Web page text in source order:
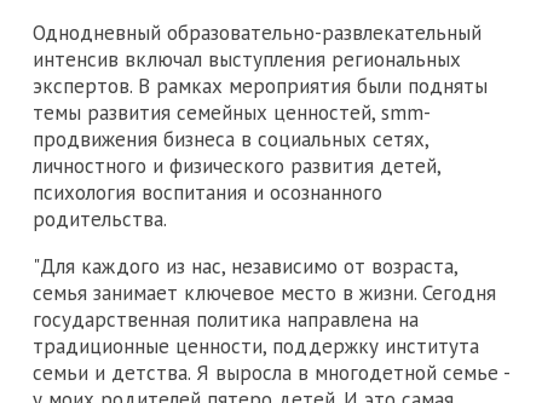
Однодневный образовательно-развлекательный
интенсив включал выступления региональных
экспертов. В рамках мероприятия были подняты
темы развития семейных ценностей, smm-
продвижения бизнеса в социальных сетях,
личностного и физического развития детей,
психология воспитания и осознанного
родительства.
"Для каждого из нас, независимо от возраста,
семья занимает ключевое место в жизни. Сегодня
государственная политика направлена на
традиционные ценности, поддержку института
семьи и детства. Я выросла в многодетной семье -